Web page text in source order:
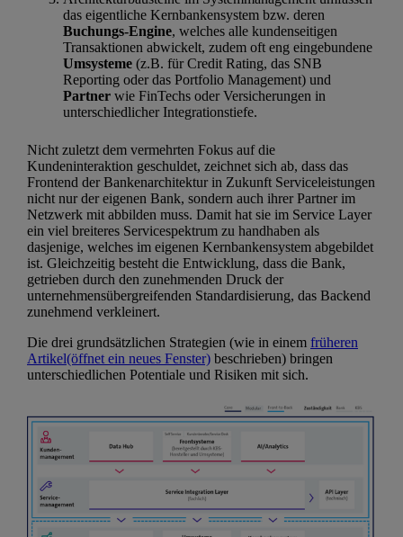
das eigentliche Kernbankensystem bzw. deren
Buchungs-Engine, welches alle kundenseitigen
Transaktionen abwickelt, zudem oft eng eingebundene
Umsysteme (z.B. für Credit Rating, das SNB
Reporting oder das Portfolio Management) und
Partner wie FinTechs oder Versicherungen in
unterschiedlicher Integrationstiefe.
Nicht zuletzt dem vermehrten Fokus auf die
Kundeninteraktion geschuldet, zeichnet sich ab, dass das
Frontend der Bankenarchitektur in Zukunft Serviceleistungen
nicht nur der eigenen Bank, sondern auch ihrer Partner im
Netzwerk mit abbilden muss. Damit hat sie im Service Layer
ein viel breiteres Servicespektrum zu handhaben als
dasjenige, welches im eigenen Kernbankensystem abgebildet
ist. Gleichzeitig besteht die Entwicklung, dass die Bank,
getrieben durch den zunehmenden Druck der
unternehmensübergreifenden Standardisierung, das Backend
zunehmend verkleinert.
Die drei grundsätzlichen Strategien (wie in einem früheren
Artikel(öffnet ein neues Fenster) beschrieben) bringen
unterschiedlichen Potentiale und Risiken mit sich.